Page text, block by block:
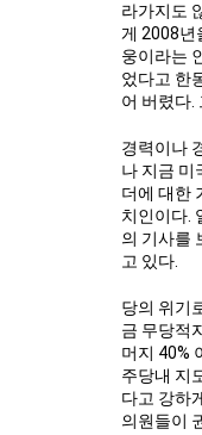
라가지도
게 2008년
웅이라는
었다고 한
어 버렸다.
경력이나
나 지금 미
더에 대한
치인이다.
의 기사를
고 있다.
당의 위기
금 무당적
머지 40%
주당내 지
다고 강하
의원들이